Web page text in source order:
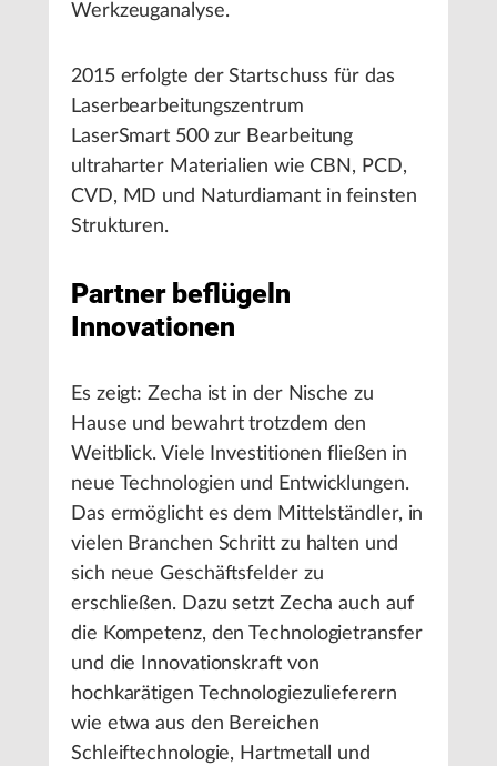
Werkzeuganalyse.
2015 erfolgte der Startschuss für das
Laserbearbeitungszentrum
LaserSmart 500 zur Bearbeitung
ultraharter Materialien wie CBN, PCD,
CVD, MD und Naturdiamant in feinsten
Strukturen.
Partner beflügeln
Innovationen
Es zeigt: Zecha ist in der Nische zu
Hause und bewahrt trotzdem den
Weitblick. Viele Investitionen fließen in
neue Technologien und Entwicklungen.
Das ermöglicht es dem Mittelständler, in
vielen Branchen Schritt zu halten und
sich neue Geschäftsfelder zu
erschließen. Dazu setzt Zecha auch auf
die Kompetenz, den Technologietransfer
und die Innovationskraft von
hochkarätigen Technologiezulieferern
wie etwa aus den Bereichen
Schleiftechnologie, Hartmetall und